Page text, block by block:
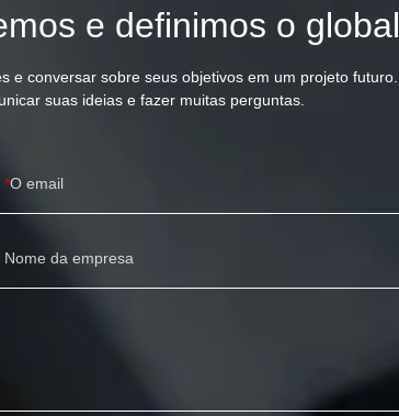
e definimos o global
e conversar sobre seus objetivos em um projeto futuro.
suas ideias e fazer muitas perguntas.
O email
Nome da empresa